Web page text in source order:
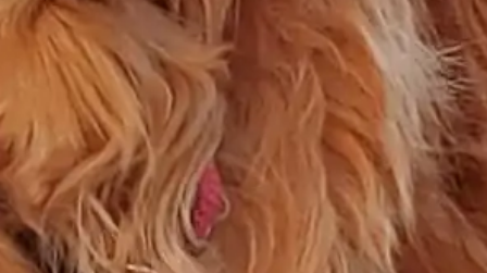
entenc, de debò, si estàs de pas, al mig d’una ruta, i
necessites una mica ràpid. D’acord, compro aquest
escenari.
Però per a les vacances d’estiu? Setmana Santa?
Un pont que fa setmanes que planejes? De debò
no pots dedicar un minut a mirar si aquest
allotjament té la seva pròpia web? A trucar
directament si és un lloc petit?